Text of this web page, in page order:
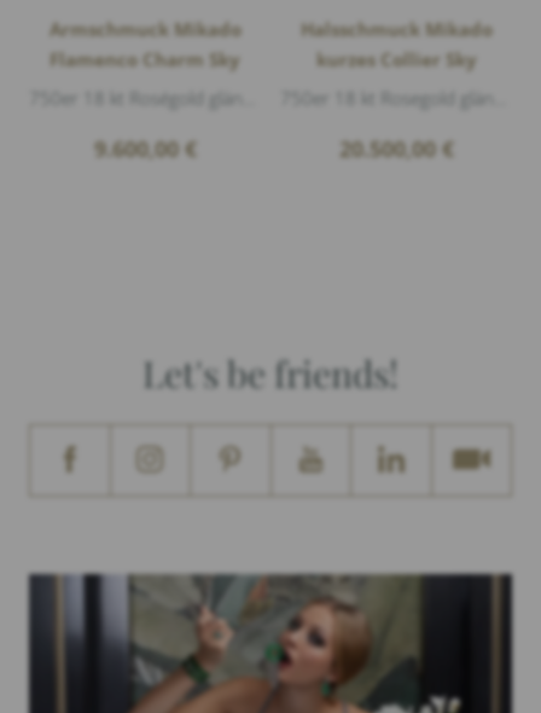
Armschmuck Mikado
Flamenco Charm Sky
9.600,00 €
Halsschmuck Mikado
kurzes Collier Sky
20.500,00 €
Let's be friends!